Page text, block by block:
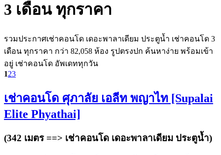
3 เดือน ทุกราคา
รวมประกาศเช่าคอนโด เดอะพาลาเดียม ประตูน้ำ เช่าคอนโด 3
เดือน ทุกราคา กว่า 82,058 ห้อง รูปตรงปก ค้นหาง่าย พร้อมเข้า
อยู่ เช่าคอนโด อัพเดททุกวัน
123
เช่าคอนโด ศุภาลัย เอลีท พญาไท [Supalai
Elite Phyathai]
(342 เมตร ==> เช่าคอนโด เดอะพาลาเดียม ประตูน้ำ)